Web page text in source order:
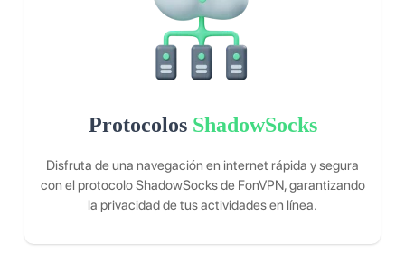
Protocolos ShadowSocks
Disfruta de una navegación en internet rápida y segura
con el protocolo ShadowSocks de FonVPN, garantizando
la privacidad de tus actividades en línea.